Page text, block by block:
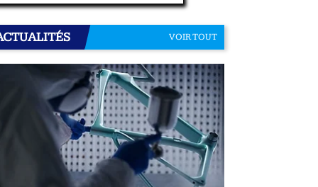
VOIR TOUT